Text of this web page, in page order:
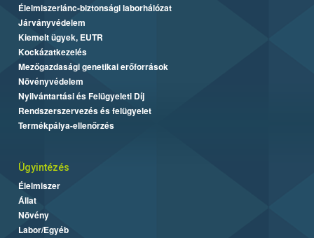
Élelmiszerlánc-biztonsági laborhálózat
Járványvédelem
Kiemelt ügyek, EUTR
Kockázatkezelés
Mezőgazdasági genetikai erőforrások
Növényvédelem
Nyilvántartási és Felügyeleti Díj
Rendszerszervezés és felügyelet
Termékpálya-ellenőrzés
Ügyintézés
Élelmiszer
Állat
Növény
Labor/Egyéb